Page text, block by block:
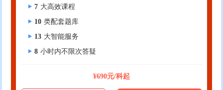
7 大高效课程
10 类配套题库
13 大智能服务
8 小时内不限次答疑
¥690元/科起